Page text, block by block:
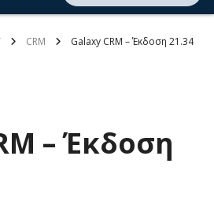
CRM Galaxy CRM – Έκδοση 21.34
– Έκδοση